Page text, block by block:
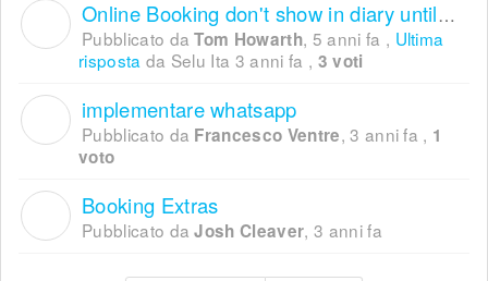
Online Booking don't show in diary until you refresh....???
Pubblicato daTom Howarth, 5 anni fa , Ultima
risposta da Selu Ita 3 anni fa , 3 voti
implementare whatsapp
Pubblicato da Francesco Ventre,3 anni fa , 1
voto
Booking Extras
Pubblicato daJosh Cleaver, 3 anni fa